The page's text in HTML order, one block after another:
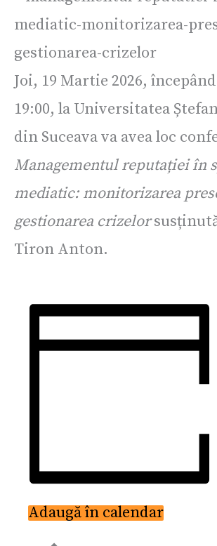
Joi, 19 Martie 2026,
19:00, la Universitatea
din Suceava va avea loc
Managementul reputației în
mediatic: monitorizarea
gestionarea crizelor
Tiron Anton.
Adaugă în calendar